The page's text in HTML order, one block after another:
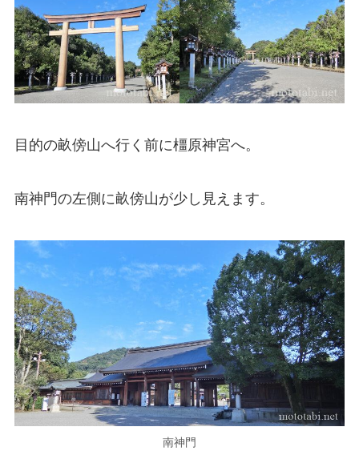
目的の畝傍山へ行く前に橿原神宮へ。
南神門の左側に畝傍山が少し見えます。
南神門